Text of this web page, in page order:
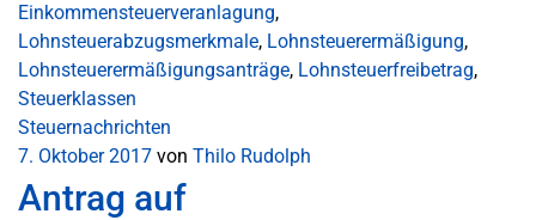
Einkommensteuerveranlagung,
Lohnsteuerabzugsmerkmale, Lohnsteuerermäßigung,
Lohnsteuerermäßigungsanträge, Lohnsteuerfreibetrag,
Steuerklassen
Steuernachrichten
7. Oktober 2017 von Thilo Rudolph
Antrag auf